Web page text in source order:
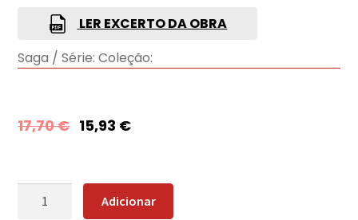
LER EXCERTO DA OBRA
Saga / Série: Coleção:
17,70€ 15,93 €
Quantidade
Adicionar